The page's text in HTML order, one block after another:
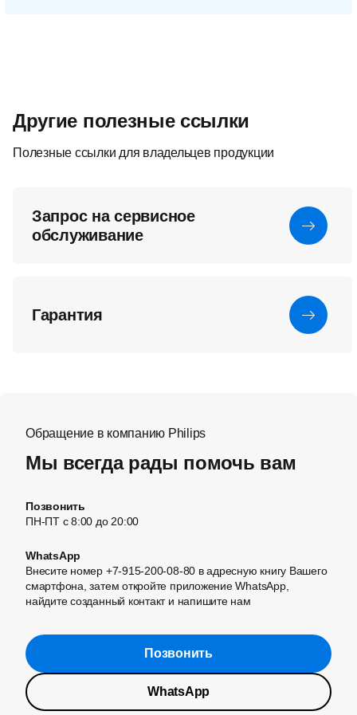
Другие полезные ссылки
Полезные ссылки для владельцев продукции
Запрос на сервисное
обслуживание
Гарантия
Обращение в компанию Philips
Мы всегда рады помочь вам
Позвонить
ПН-ПТ с 8:00 до 20:00
WhatsApp
Внесите номер +7-915-200-08-80 в адресную книгу Вашего
смартфона, затем откройте приложение WhatsApp,
найдите созданный контакт и напишите нам
Позвонить
WhatsApp